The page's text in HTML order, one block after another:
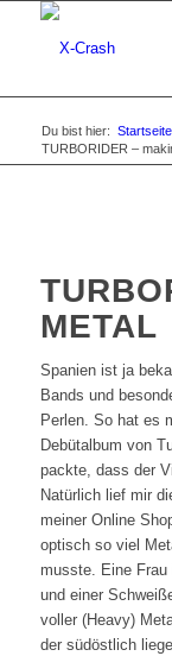
Du bist hier: Startseite
TURBORIDER –
METAL
Spanien ist ja
Bands und
Perlen. So hat es
Debütalbum von
packte, dass der
Natürlich lief mir
meiner Online
optisch so viel
musste. Eine
und einer
voller (Heavy)
der südöstlich